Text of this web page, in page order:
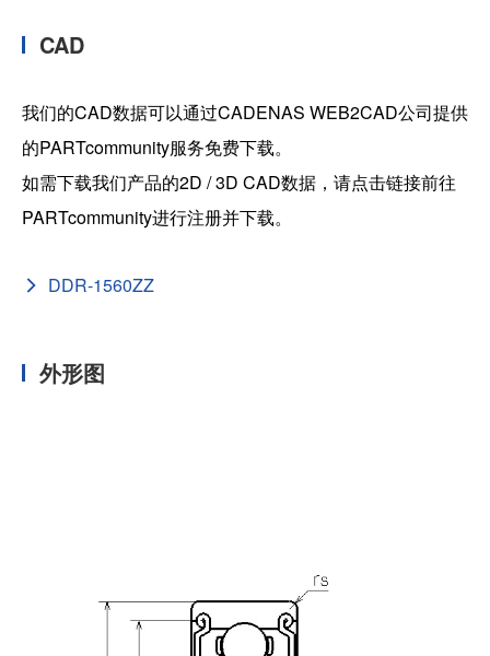
CAD
我们的CAD数据可以通过CADENAS WEB2CAD公司提供
的PARTcommunity服务免费下载。
如需下载我们产品的2D / 3D CAD数据，请点击链接前往
PARTcommunity进行注册并下载。
DDR-1560ZZ
外形图